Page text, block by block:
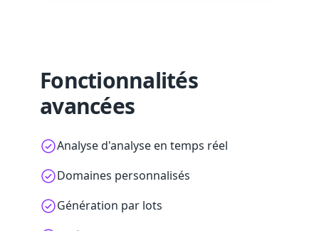
Fonctionnalités
avancées
Analyse d'analyse en temps réel
Domaines personnalisés
Génération par lots